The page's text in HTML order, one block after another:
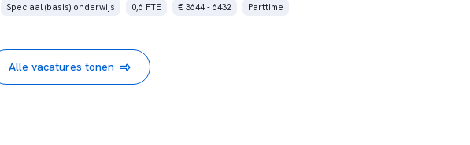
Speciaal (basis) onderwijs 0,6 FTE € 3644 - 6432 Parttime
Alle vacatures tonen